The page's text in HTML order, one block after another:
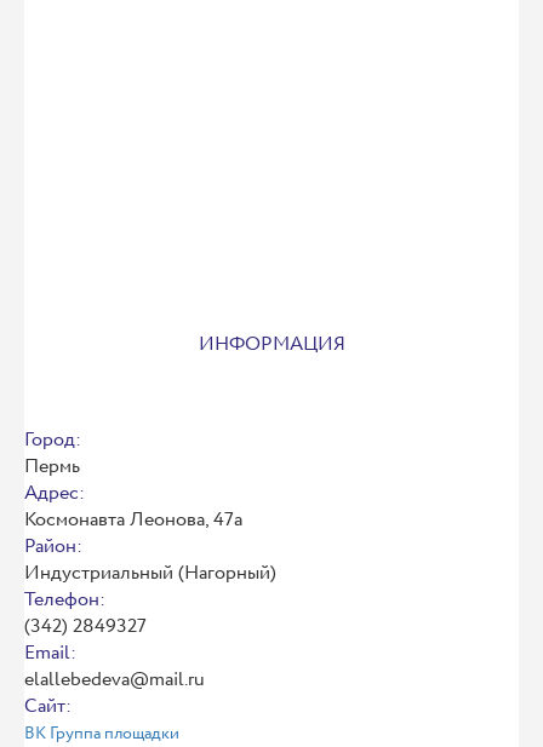
ИНФОРМАЦИЯ
Город:
Пермь
Адрес:
Космонавта Леонова, 47а
Район:
Индустриальный (Нагорный)
Телефон:
(342) 2849327
Email:
elallebedeva@mail.ru
Сайт:
ВК Группа площадки